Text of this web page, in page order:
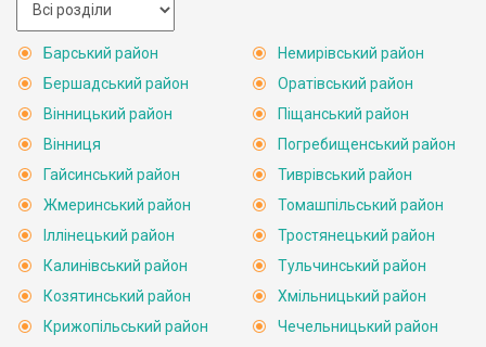
Барський район
Бершадський район
Вінницький район
Вінниця
Гайсинський район
Жмеринський район
Іллінецький район
Калинівський район
Козятинський район
Крижопільський район
Немирівський район
Оратівський район
Піщанський район
Погребищенський район
Тиврівський район
Томашпільський район
Тростянецький район
Тульчинський район
Хмільницький район
Чечельницький район